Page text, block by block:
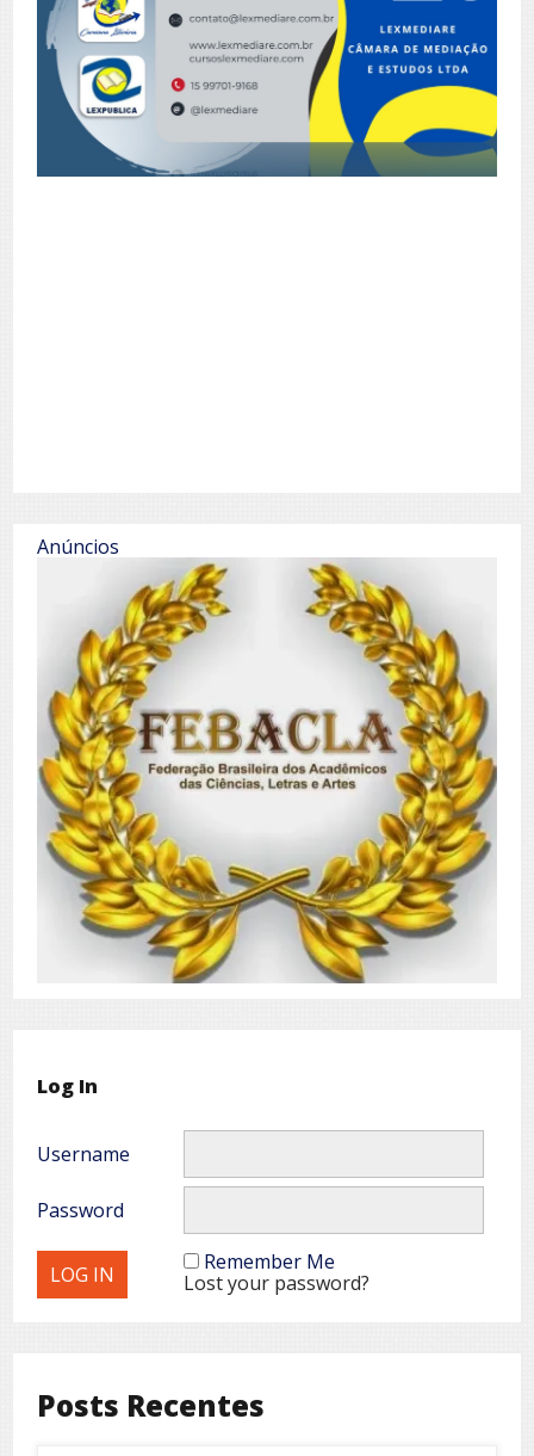
Anúncios
Log In
Username
Password
Remember Me
Lost your password?
Posts Recentes